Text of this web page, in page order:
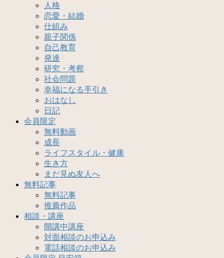
人格
恋愛・結婚
仕組み
親子関係
自己教育
発達
研究・考察
社会問題
幸福になる手引き
おはなし
日記
会員限定
無料動画
成長
ライフスタイル・健康
生き方
まだ見ぬ友人へ
無料記事
無料記事
推薦作品
相談・講座
開講中講座
対面相談のお申込み
電話相談のお申込み